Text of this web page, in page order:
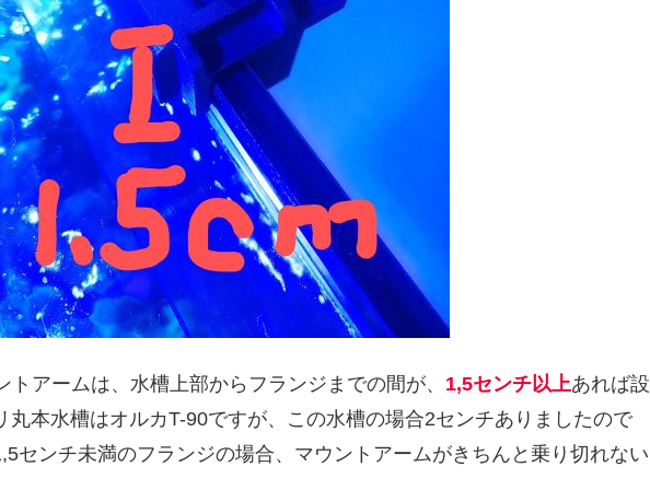
トアームは、水槽上部からフランジまでの間が、 1,5センチ以上あれば設
丸本水槽はオルカT-90ですが、この水槽の場合2センチありましたので
センチ未満のフランジの場合、マウントアームがきちんと乗り切れない